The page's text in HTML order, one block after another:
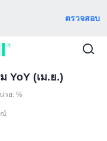
ตรวจสอบ
YoY (เม.ย.)
วย: %
ณ์